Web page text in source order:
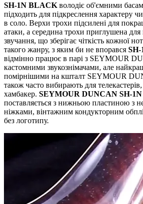
SH-1N BLACK володіє об'ємними
підходить для підкреслення характеру
в соло. Верхи трохи підсилені для
атаки, а середина трохи приглушена для
звучання, що зберігає чіткість кожної
такого жанру, з яким би не впорався
відмінно працює в парі з SEYMOUR
кастомними звукознімачами, але
помірнішими на кшталт SEYMOUR
також часто вибирають для
хамбакер. SEYMOUR DUNCAN SH-
поставляється з нижньою пластиною з
ніжками, вінтажним кондукторним
без логотипу.